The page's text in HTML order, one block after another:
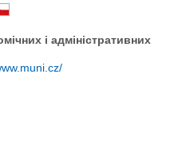
і адміністративних